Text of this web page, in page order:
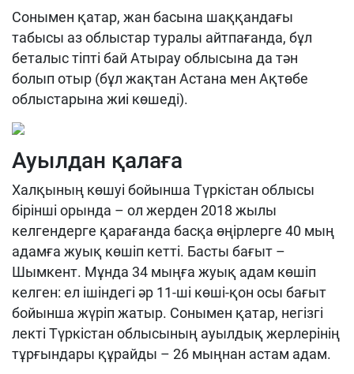
Сонымен қатар, жан басына шаққандағы
табысы аз облыстар туралы айтпағанда, бұл
беталыс тіпті бай Атырау облысына да тән
болып отыр (бұл жақтан Астана мен Ақтөбе
облыстарына жиі көшеді).
Ауылдан қалаға
Халқының көшуі бойынша Түркістан облысы
бірінші орында – ол жерден 2018 жылы
келгендерге қарағанда басқа өңірлерге 40 мың
адамға жуық көшіп кетті. Басты бағыт –
Шымкент. Мұнда 34 мыңға жуық адам көшіп
келген: ел ішіндегі әр 11-ші көші-қон осы бағыт
бойынша жүріп жатыр. Сонымен қатар, негізгі
лекті Түркістан облысының ауылдық жерлерінің
тұрғындары құрайды – 26 мыңнан астам адам.